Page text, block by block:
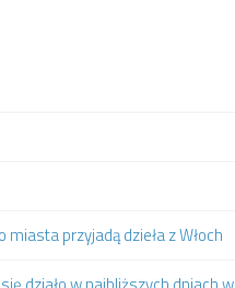
przyjadą dzieła z Włoch